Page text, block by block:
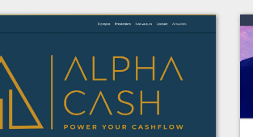
Voir le projet
Alpha Cash Consulting